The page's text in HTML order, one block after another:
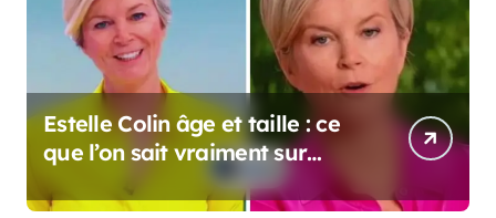
Estelle Colin âge et taille : ce
que l’on sait vraiment sur
cette personnalité